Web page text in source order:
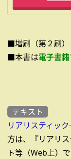
■増刷（第２刷）
■本書は電子書籍
テキスト
リアリスティッ
方は、『リアリ
ト等（Web上）